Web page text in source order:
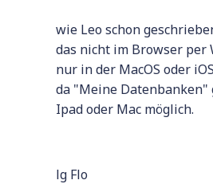
wie Leo schon
das nicht im Browser per
nur in der MacOS oder
da "Meine Datenbanken"
Ipad oder Mac möglich.
lg Flo